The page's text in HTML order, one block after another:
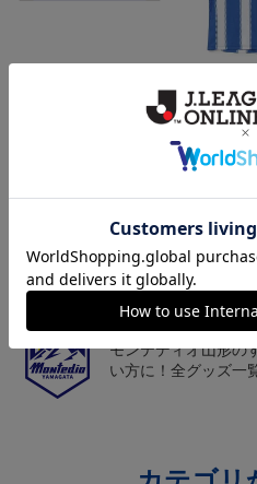
ニフォーム半
18,700円～
チームマスコット「
ーやファン必見！
モンテディオ山形の
い方に！全グッズ一